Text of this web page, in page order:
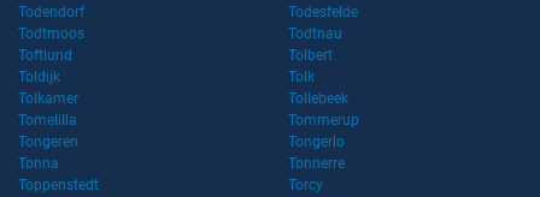
Todendorf
Todesfelde
Todtmoos
Todtnau
Toftlund
Tolbert
Toldijk
Tolk
Tolkamer
Tollebeek
Tomelilla
Tommerup
Tongeren
Tongerlo
Tonna
Tonnerre
Toppenstedt
Torcy